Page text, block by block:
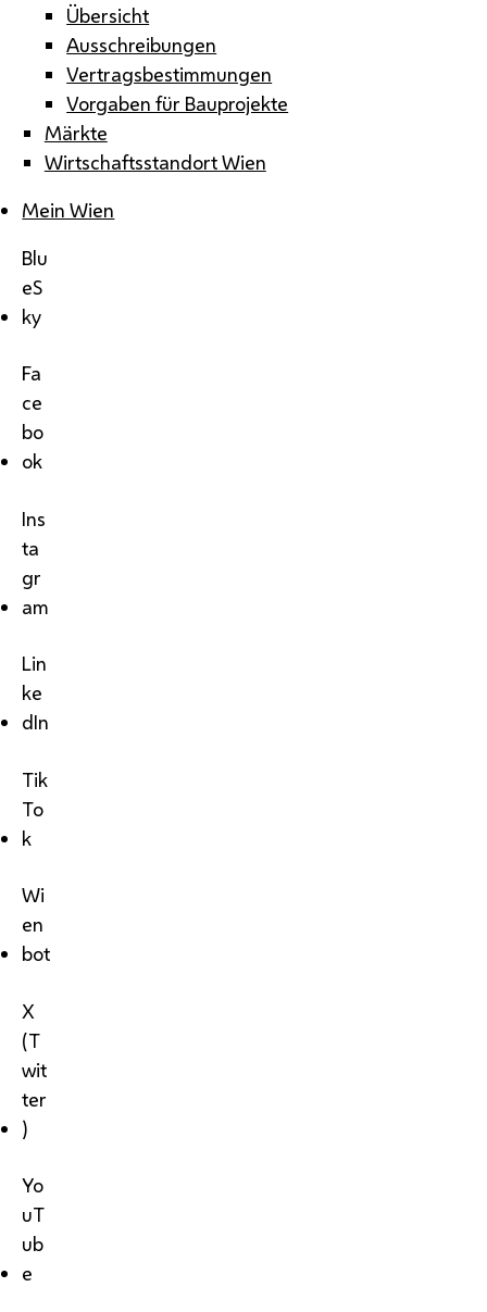
Übersicht
Ausschreibungen
Vertragsbestimmungen
Vorgaben für Bauprojekte
Märkte
Wirtschaftsstandort Wien
Mein Wien
Blu
eS
ky
Fa
ce
bo
ok
Ins
ta
gr
am
Lin
ke
dIn
Tik
To
k
Wi
en
bot
X
(T
wit
ter
)
Yo
uT
ub
e